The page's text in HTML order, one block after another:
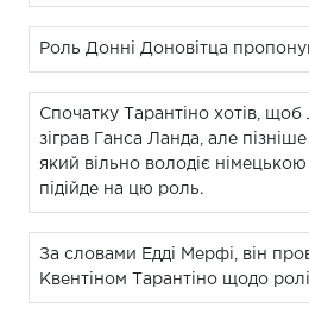
Роль Донні Доновітца
Спочатку Тарантіно хотів,
зіграв Ганса Ланда, але
який вільно володіє
підійде на цю роль.
За словами Едді Мерфі, він
Квентіном Тарантіно щодо